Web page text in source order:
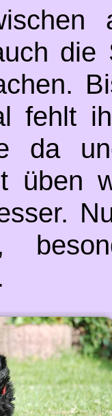
die
fehlt
da
üben